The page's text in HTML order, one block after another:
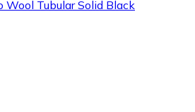
Tubular Solid Black